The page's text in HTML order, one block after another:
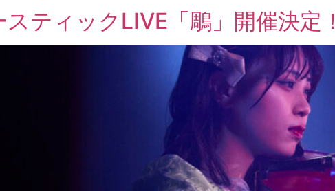
ティックLIVE「鵰」開催決定！